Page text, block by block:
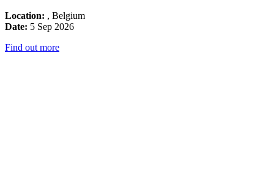
Location: , Belgium
Date: 5 Sep 2026
Find out more